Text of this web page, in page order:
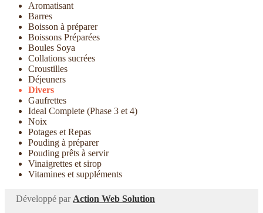
Aromatisant
Barres
Boisson à préparer
Boissons Préparées
Boules Soya
Collations sucrées
Croustilles
Déjeuners
Divers
Gaufrettes
Ideal Complete (Phase 3 et 4)
Noix
Potages et Repas
Pouding à préparer
Pouding prêts à servir
Vinaigrettes et sirop
Vitamines et suppléments
Développé par Action Web Solution